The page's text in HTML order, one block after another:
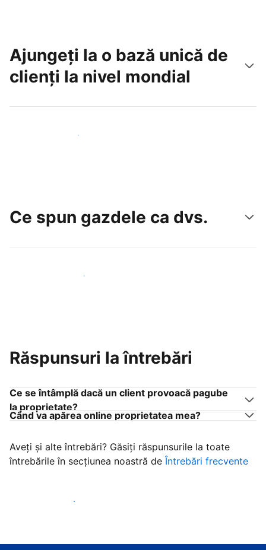
Ajungeți la o bază unică de
clienți la nivel mondial
Atrageți noi oaspeți astăzi
Ce spun gazdele ca dvs.
Alăturați-vă gazdelor ca dvs.
Răspunsuri la întrebări
Ce se întâmplă dacă un client provoacă pagube
la proprietate?
Când va apărea online proprietatea mea?
Aveți și alte întrebări? Găsiți răspunsurile la toate
întrebările în secțiunea noastră deÎntrebări frecvente
Începeţi să primiţi clienţi